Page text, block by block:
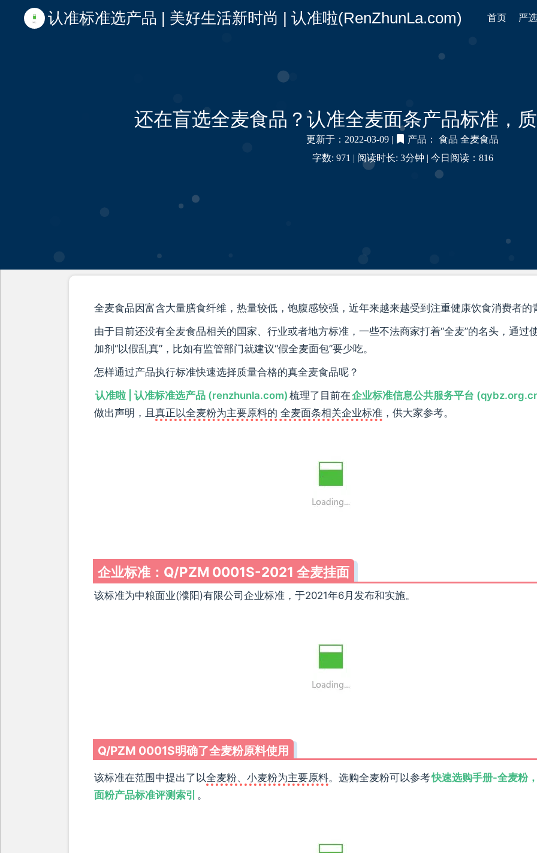
认准标准选产品 | 美好生活新时尚 | 认准啦(RenZhunLa.com) 首页 严
还在盲选全麦食品？认准全麦面条产品标准，
更新于：2022-03-09 | 产品：食品全麦食品
字数: 971 | 阅读时长: 3分钟 | 今日阅读： 816
全麦食品因富含大量膳食纤维，热量较低，饱腹感较强，近年来越来越受到注重健康饮食消费者的
由于目前还没有全麦食品相关的国家、行业或者地方标准，一些不法商家打着“全麦”的名头，通过
加剂“以假乱真”，比如有监管部门就建议“假全麦面包”要少吃。
怎样通过产品执行标准快速选择质量合格的真全麦食品呢？
认准啦 | 认准标准选产品 (renzhunla.com) 梳理了目前在企业标准信息公共服务平台
做出声明，且真正以全麦粉为主要原料的 全麦面条相关企业标准 ，供大家参考。
企业标准：Q/PZM 0001S-2021 全麦挂面
该标准为中粮面业(濮阳)有限公司企业标准，于2021年6月发布和实施。
Q/PZM 0001S明确了全麦粉原料使用
该标准在范围中提出了以全麦粉、小麦粉为主要原料。选购全麦粉可以参考快速选购手册-全麦粉
面粉产品标准评测索引 。